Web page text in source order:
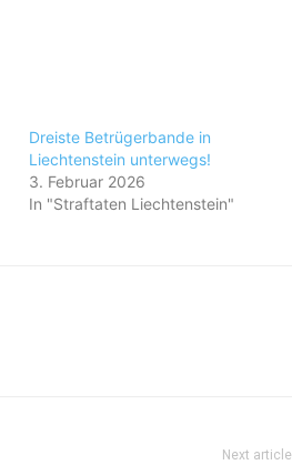
Dreiste Betrügerbande in
Liechtenstein unterwegs!
3. Februar 2026
In "Straftaten Liechtenstein"
Next article